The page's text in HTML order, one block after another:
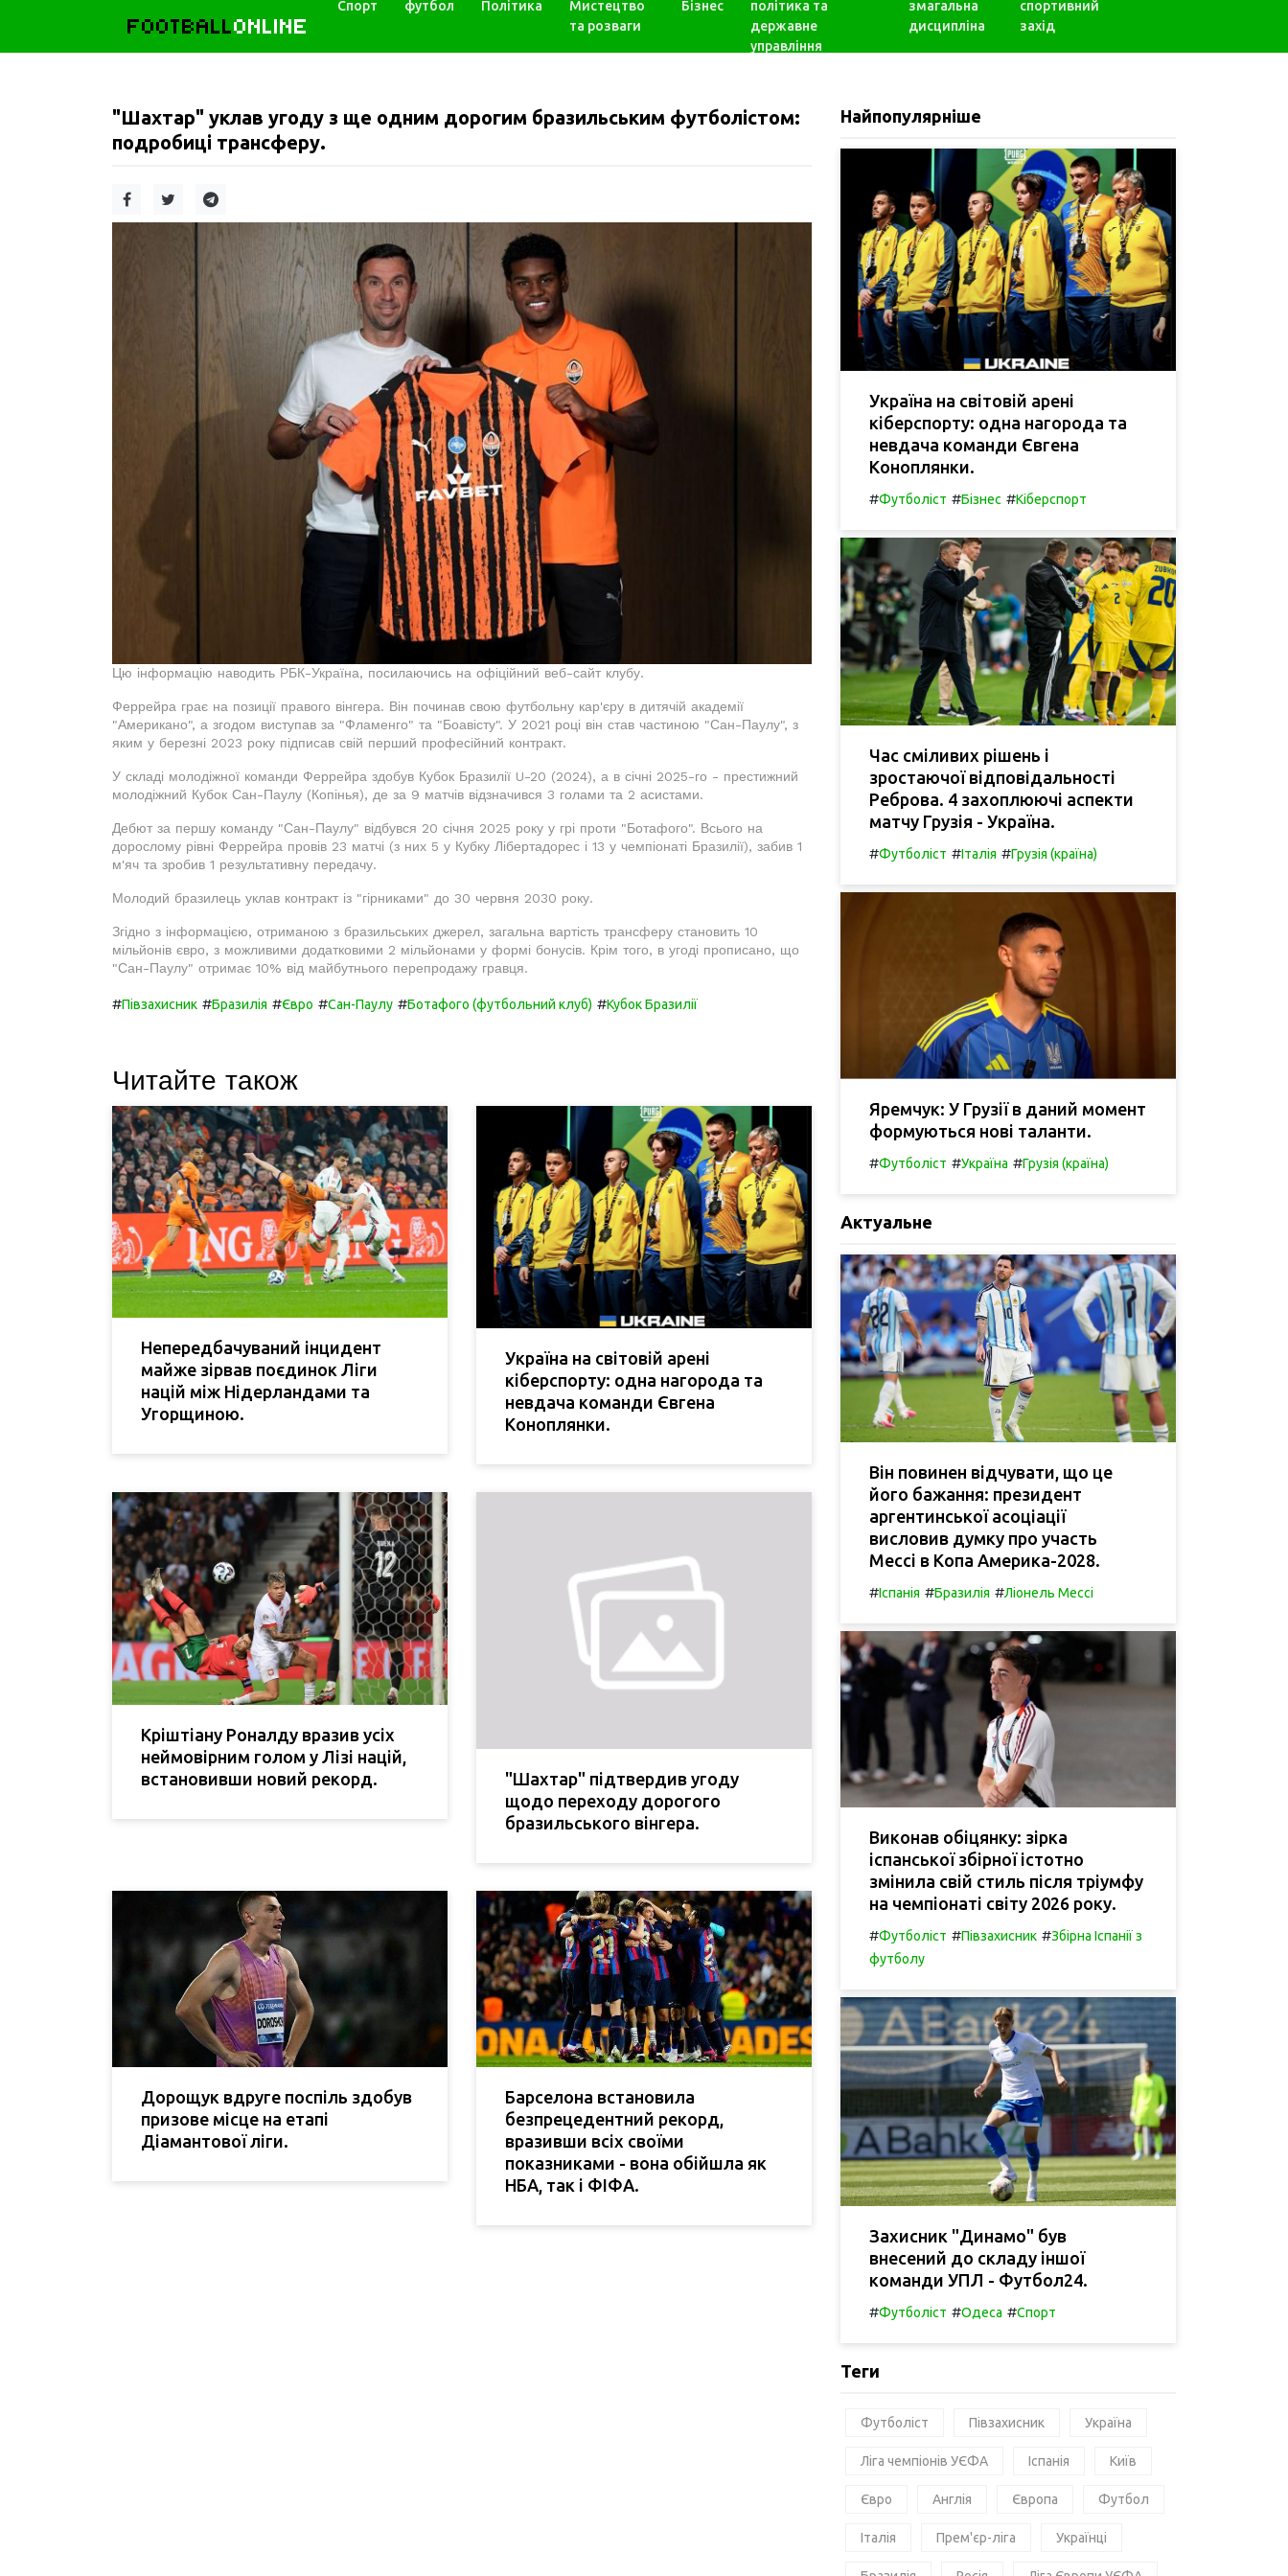
FOOTBALLONLINE
Спорт футбол Політика
Мистецтво
та розваги
Бізнес
політика та
державне
управління
змагальна
дисципліна
спортивний
захід
"Шахтар" уклав угоду з ще одним дорогим бразильським футболістом:
подробиці трансферу.
Цю інформацію наводить РБК-Україна, посилаючись на офіційний веб-сайт клубу.
Феррейра грає на позиції правого вінгера. Він починав свою футбольну кар'єру в дитячій академії
"Американо", а згодом виступав за "Фламенго" та "Боавісту". У 2021 році він став частиною "Сан-Паулу", з
яким у березні 2023 року підписав свій перший професійний контракт.
У складі молодіжної команди Феррейра здобув Кубок Бразилії U-20 (2024), а в січні 2025-го - престижний
молодіжний Кубок Сан-Паулу (Копінья), де за 9 матчів відзначився 3 голами та 2 асистами.
Дебют за першу команду "Сан-Паулу" відбувся 20 січня 2025 року у грі проти "Ботафого". Всього на
дорослому рівні Феррейра провів 23 матчі (з них 5 у Кубку Лібертадорес і 13 у чемпіонаті Бразилії), забив 1
м'яч та зробив 1 результативну передачу.
Молодий бразилець уклав контракт із "гірниками" до 30 червня 2030 року.
Згідно з інформацією, отриманою з бразильських джерел, загальна вартість трансферу становить 10
мільйонів євро, з можливими додатковими 2 мільйонами у формі бонусів. Крім того, в угоді прописано, що
"Сан-Паулу" отримає 10% від майбутнього перепродажу гравця.
#Півзахисник #Бразилія #Євро #Сан-Паулу #Ботафого (футбольний клуб) #Кубок Бразилії
Читайте також
Непередбачуваний інцидент
майже зірвав поєдинок Ліги
націй між Нідерландами та
Угорщиною.
Україна на світовій арені
кіберспорту: одна нагорода та
невдача команди Євгена
Коноплянки.
Кріштіану Роналду вразив усіх
неймовірним голом у Лізі націй,
встановивши новий рекорд.
"Шахтар" підтвердив угоду
щодо переходу дорогого
бразильського вінгера.
Дорощук вдруге поспіль здобув
призове місце на етапі
Діамантової ліги.
Барселона встановила
безпрецедентний рекорд,
вразивши всіх своїми
показниками - вона обійшла як
НБА, так і ФІФА.
Найпопулярніше
Україна на світовій арені
кіберспорту: одна нагорода та
невдача команди Євгена
Коноплянки.
#Футболіст #Бізнес #Кіберспорт
Час сміливих рішень і
зростаючої відповідальності
Реброва. 4 захоплюючі аспекти
матчу Грузія - Україна.
#Футболіст #Італія #Грузія (країна)
Яремчук: У Грузії в даний момент
формуються нові таланти.
#Футболіст #Україна #Грузія (країна)
Актуальне
Він повинен відчувати, що це
його бажання: президент
аргентинської асоціації
висловив думку про участь
Мессі в Копа Америка-2028.
#Іспанія #Бразилія #Ліонель Мессі
Виконав обіцянку: зірка
іспанської збірної істотно
змінила свій стиль після тріумфу
на чемпіонаті світу 2026 року.
#Футболіст #Півзахисник #Збірна Іспанії з
футболу
Захисник "Динамо" був
внесений до складу іншої
команди УПЛ - Футбол24.
#Футболіст #Одеса #Спорт
Теги
Футболіст Півзахисник Україна
Ліга чемпіонів УЄФА Іспанія Київ
Євро Англія Європа Футбол
Італія Прем'єр-ліга Українці